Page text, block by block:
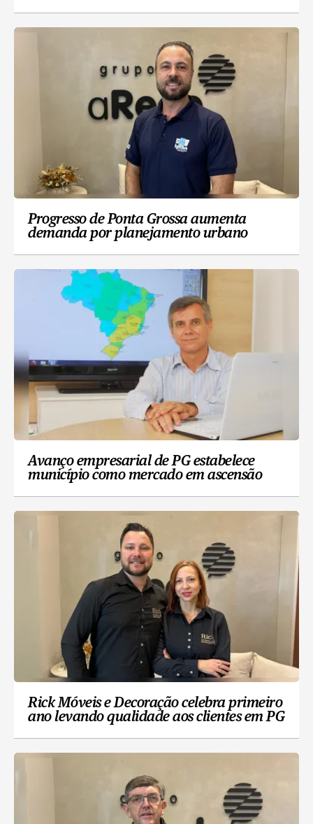
Progresso de Ponta Grossa aumenta
demanda por planejamento urbano
Avanço empresarial de PG estabelece
município como mercado em ascensão
Rick Móveis e Decoração celebra primeiro
ano levando qualidade aos clientes em PG